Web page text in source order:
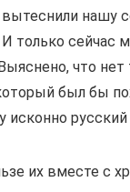
нашу
только сейчас
что нет
был бы
исконно
их вместе с